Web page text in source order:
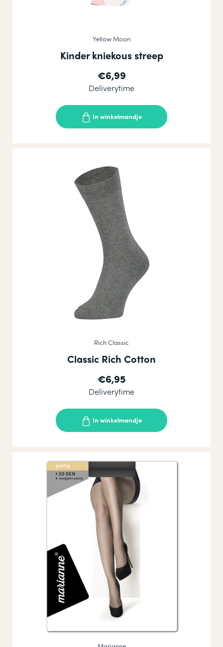
Yellow Moon
Kinder kniekous streep
€6,99
Deliverytime
In winkelmandje
Rich Classic
Classic Rich Cotton
€6,95
Deliverytime
In winkelmandje